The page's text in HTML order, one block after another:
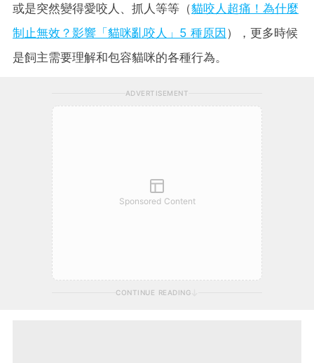
或是突然變得愛咬人、抓人等等（貓咬人超痛！為什麼
制止無效？影響「貓咪亂咬人」5 種原因 ），更多時候
是飼主需要理解和包容貓咪的各種行為。
ADVERTISEMENT
Sponsored Content
CONTINUE READING